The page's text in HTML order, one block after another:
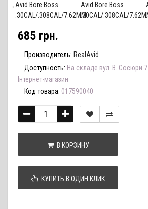
685 грн.
Производитель: RealAvid
Доступность: На складе вул. В. Сосюри 7
Інтернет-магазин
Код товара: 017590040
В КОРЗИНУ
КУПИТЬ В ОДИН КЛИК